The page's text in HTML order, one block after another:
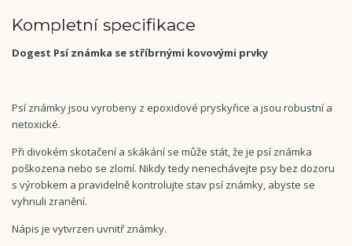
Kompletní specifikace
Dogest Psí známka se stříbrnými kovovými prvky
Psí známky jsou vyrobeny z epoxidové pryskyřice a jsou robustní a
netoxické.
Při divokém skotačení a skákání se může stát, že je psí známka
poškozena nebo se zlomí. Nikdy tedy nenechávejte psy bez dozoru
s výrobkem a pravidelně kontrolujte stav psí známky, abyste se
vyhnuli zranění.
Nápis je vytvrzen uvnitř známky.